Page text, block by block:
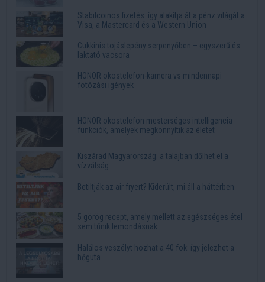
Stabilcoinos fizetés: így alakítja át a pénz világát a
Visa, a Mastercard és a Western Union
Cukkinis tojáslepény serpenyőben – egyszerű és
laktató vacsora
HONOR okostelefon-kamera vs mindennapi
fotózási igények
HONOR okostelefon mesterséges intelligencia
funkciók, amelyek megkönnyítik az életet
Kiszárad Magyarország: a talajban dőlhet el a
vízválság
Betiltják az air fryert? Kiderült, mi áll a háttérben
5 görög recept, amely mellett az egészséges étel
sem tűnik lemondásnak
Halálos veszélyt hozhat a 40 fok: így jelezhet a
hőguta